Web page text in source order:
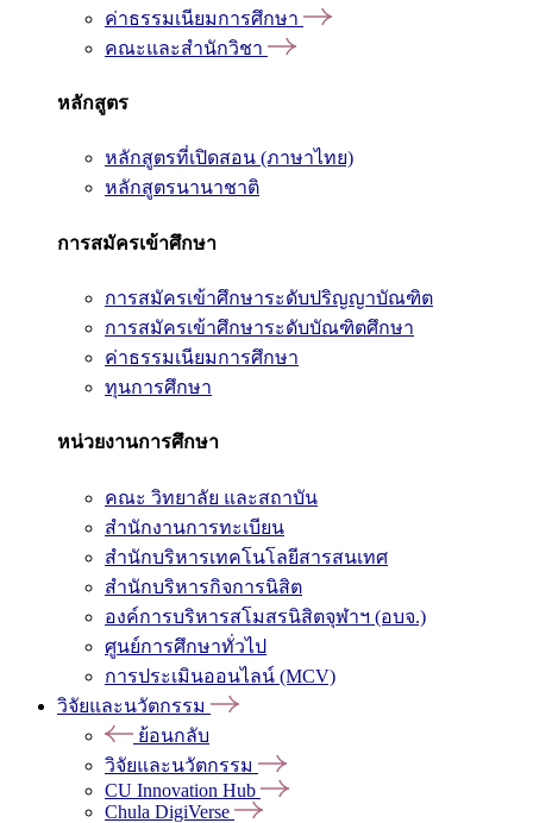
ค่าธรรมเนียมการศึกษา
คณะและสำนักวิชา
หลักสูตร
หลักสูตรที่เปิดสอน (ภาษาไทย)
หลักสูตรนานาชาติ
การสมัครเข้าศึกษา
การสมัครเข้าศึกษาระดับปริญญาบัณฑิต
การสมัครเข้าศึกษาระดับบัณฑิตศึกษา
ค่าธรรมเนียมการศึกษา
ทุนการศึกษา
หน่วยงานการศึกษา
คณะ วิทยาลัย และสถาบัน
สำนักงานการทะเบียน
สำนักบริหารเทคโนโลยีสารสนเทศ
สำนักบริหารกิจการนิสิต
องค์การบริหารสโมสรนิสิตจุฬาฯ (อบจ.)
ศูนย์การศึกษาทั่วไป
การประเมินออนไลน์ (MCV)
วิจัยและนวัตกรรม
ย้อนกลับ
วิจัยและนวัตกรรม
CU Innovation Hub
Chula DigiVerse